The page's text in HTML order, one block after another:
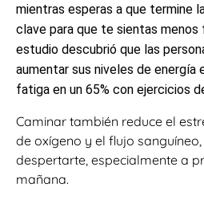
mientras esperas a que termine
clave para que te sientas menos
estudio descubrió que las
aumentar sus niveles de energía
fatiga en un 65% con ejercicios
Caminar también reduce el
de oxígeno y el flujo
despertarte, especialmente a
mañana.